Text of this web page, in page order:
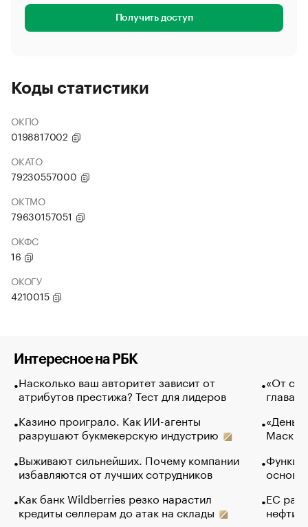
Получить доступ
Коды статистики
ОКПО
0198817002
ОКАТО
79230557000
ОКТМО
79630157051
ОКФС
16
ОКОГУ
4210015
Интересное на РБК
Насколько ваш авторитет зависит от
атрибутов престижа? Тест для лидеров
Казино проиграло. Как ИИ-агенты
разрушают букмекерскую индустрию
Выживают сильнейших. Почему компании
избавляются от лучших сотрудников
Как банк Wildberries резко нарастил
кредиты селлерам до атак на склады
«От
глава
Маск в
основ
ЕС
нефти